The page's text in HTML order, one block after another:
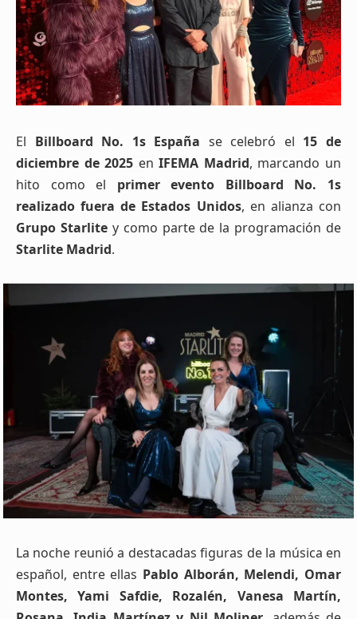
El Billboard No. 1s España se celebró el 15 de
diciembre de 2025 enIFEMA Madrid, marcando un
hito como el primer evento Billboard No. 1s
realizado fuera de Estados Unidos, en alianza con
Grupo Starlitey como parte de la programación de
Starlite Madrid.
La noche reunió a destacadas figuras de la música en
español, entre ellas Pablo Alborán, Melendi, Omar
Montes, Yami Safdie, Rozalén, Vanesa Martín,